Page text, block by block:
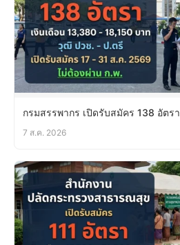
กรมสรรพากร เปิดรับสมัคร 138 อัตรา
7 ส.ค. 2026